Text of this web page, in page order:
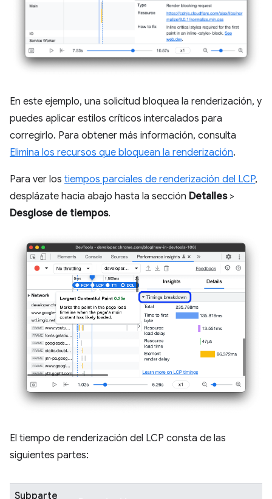
En este ejemplo, una solicitud bloquea la renderización, y
puedes aplicar estilos críticos intercalados para
corregirlo. Para obtener más información, consulta
Elimina los recursos que bloquean la renderización.
Para ver los tiempos parciales de renderización del LCP,
desplázate hacia abajo hasta la sección Detalles>
Desglose de tiempos.
El tiempo de renderización del LCP consta de las
siguientes partes:
Subparte